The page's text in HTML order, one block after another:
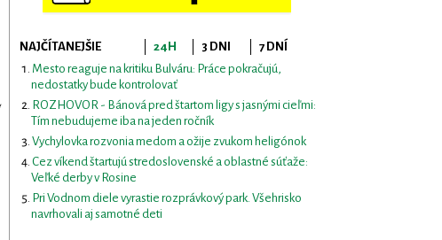
NAJČÍTANEJŠIE 24H 3 DNI
7 DNÍ
Mesto reaguje na kritiku Bulváru: Práce pokračujú,
nedostatky bude kontrolovať
ROZHOVOR - Bánová pred štartom ligy s jasnými cieľmi:
Tím nebudujeme iba na jeden ročník
Vychylovka rozvonia medom a ožije zvukom heligónok
Cez víkend štartujú stredoslovenské a oblastné súťaže:
Veľké derby v Rosine
Pri Vodnom diele vyrastie rozprávkový park. Všehrisko
navrhovali aj samotné deti